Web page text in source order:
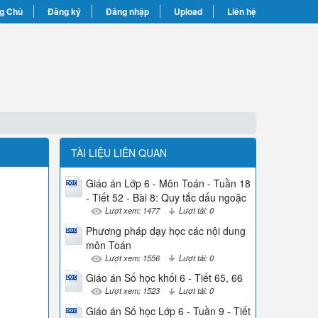
Chủ Đăng ký Đăng nhập Upload Liên hệ
TÀI LIỆU LIÊN QUAN
Giáo án Lớp 6 - Môn Toán - Tuần 18
- Tiết 52 - Bài 8: Quy tắc dấu ngoặc
Lượt xem: 1477 Lượt tải: 0
Phương pháp dạy học các nội dung
môn Toán
Lượt xem: 1556 Lượt tải: 0
Giáo án Số học khối 6 - Tiết 65, 66
Lượt xem: 1523 Lượt tải: 0
Giáo án Số học Lớp 6 - Tuần 9 - Tiết